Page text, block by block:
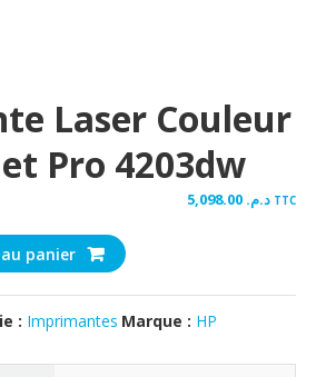
Laser Couleur
Pro 4203dw
د.م. TTC
panier
: Imprimantes Marque : HP